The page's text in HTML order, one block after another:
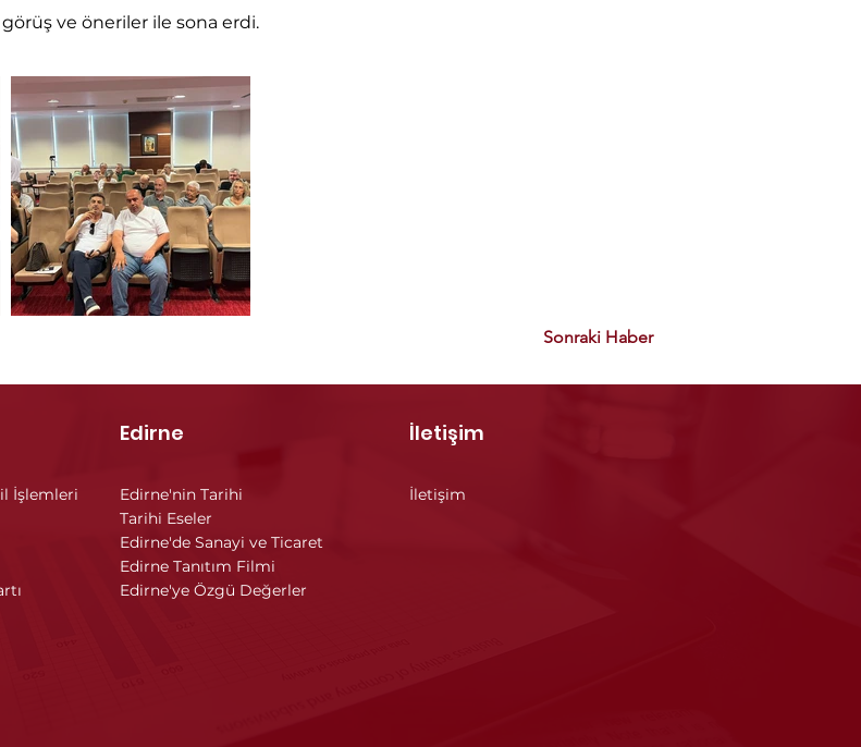
görüş ve öneriler ile sona erdi.
Sonraki Haber
Edirne
İşlemleri
Edirne'nin Tarihi
Tarihi Eseler
Edirne'de Sanayi ve Ticaret
Edirne Tanıtım Filmi
Edirne'ye Özgü Değerler
İletişim
İletişim